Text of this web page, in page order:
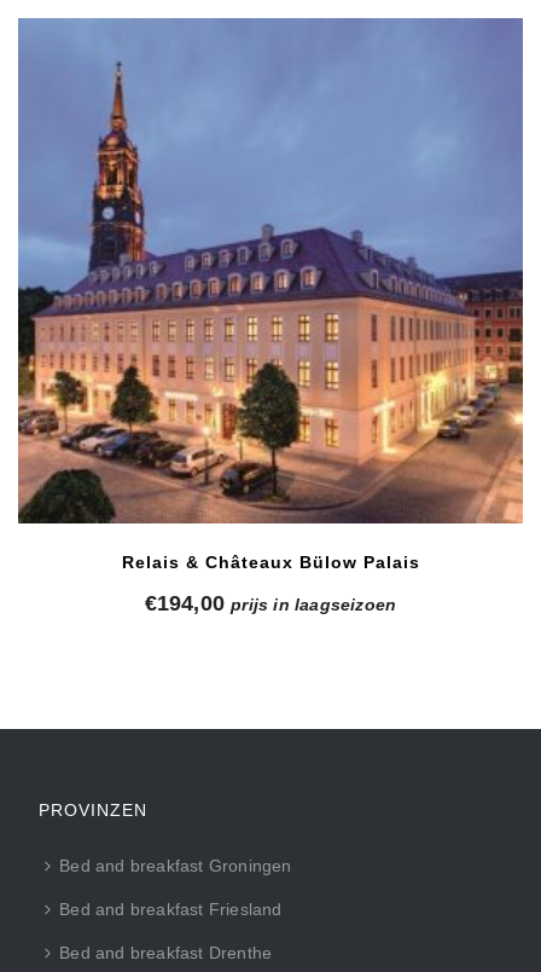
Relais & Châteaux Bülow Palais
€194,00 prijs in laagseizoen
PROVINZEN
Bed and breakfast Groningen
Bed and breakfast Friesland
Bed and breakfast Drenthe